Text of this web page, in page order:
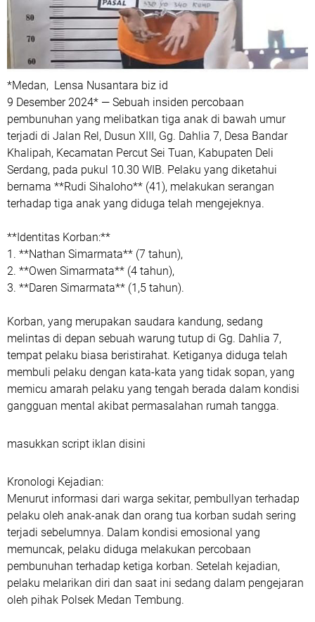
*Medan, Lensa Nusantara biz id
9 Desember 2024* — Sebuah insiden percobaan
pembunuhan yang melibatkan tiga anak di bawah umur
terjadi di Jalan Rel, Dusun XIII, Gg. Dahlia 7, Desa Bandar
Khalipah, Kecamatan Percut Sei Tuan, Kabupaten Deli
Serdang, pada pukul 10.30 WIB. Pelaku yang diketahui
bernama **Rudi Sihaloho** (41), melakukan serangan
terhadap tiga anak yang diduga telah mengejeknya.
**Identitas Korban:**
1. **Nathan Simarmata** (7 tahun),
2. **Owen Simarmata** (4 tahun),
3. **Daren Simarmata** (1,5 tahun).
Korban, yang merupakan saudara kandung, sedang
melintas di depan sebuah warung tutup di Gg. Dahlia 7,
tempat pelaku biasa beristirahat. Ketiganya diduga telah
membuli pelaku dengan kata-kata yang tidak sopan, yang
memicu amarah pelaku yang tengah berada dalam kondisi
gangguan mental akibat permasalahan rumah tangga.
masukkan script iklan disini
Kronologi Kejadian:
Menurut informasi dari warga sekitar, pembullyan terhadap
pelaku oleh anak-anak dan orang tua korban sudah sering
terjadi sebelumnya. Dalam kondisi emosional yang
memuncak, pelaku diduga melakukan percobaan
pembunuhan terhadap ketiga korban. Setelah kejadian,
pelaku melarikan diri dan saat ini sedang dalam pengejaran
oleh pihak Polsek Medan Tembung.